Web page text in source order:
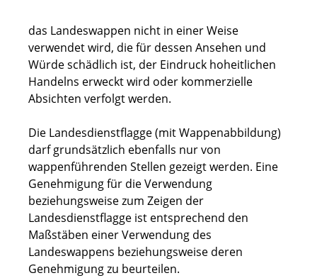
das Landeswappen nicht in einer Weise
verwendet wird, die für dessen Ansehen und
Würde schädlich ist, der Eindruck hoheitlichen
Handelns erweckt wird oder kommerzielle
Absichten verfolgt werden.
Die Landesdienstflagge (mit Wappenabbildung)
darf grundsätzlich ebenfalls nur von
wappenführenden Stellen gezeigt werden. Eine
Genehmigung für die Verwendung
beziehungsweise zum Zeigen der
Landesdienstflagge ist entsprechend den
Maßstäben einer Verwendung des
Landeswappens beziehungsweise deren
Genehmigung zu beurteilen.